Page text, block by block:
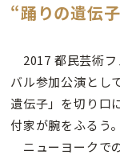
“踊りの遺伝
2017 都民芸術フ
バル参加公演とし
遺伝子」を切り口
付家が腕をふるう。
ニューヨークで